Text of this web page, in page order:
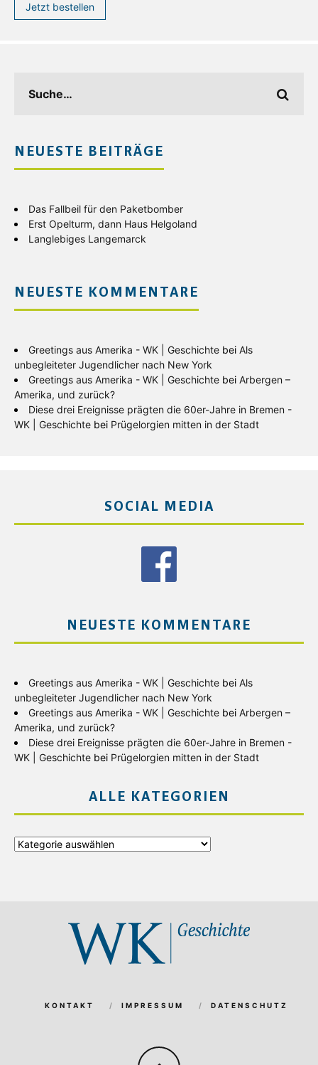
Jetzt bestellen
NEUESTE BEITRÄGE
Das Fallbeil für den Paketbomber
Erst Opelturm, dann Haus Helgoland
Langlebiges Langemarck
NEUESTE KOMMENTARE
Greetings aus Amerika - WK | Geschichte bei Als
unbegleiteter Jugendlicher nach New York
Greetings aus Amerika - WK | Geschichte bei Arbergen –
Amerika, und zurück?
Diese drei Ereignisse prägten die 60er-Jahre in Bremen -
WK | Geschichte bei Prügelorgien mitten in der Stadt
SOCIAL MEDIA
NEUESTE KOMMENTARE
Greetings aus Amerika - WK | Geschichte bei Als
unbegleiteter Jugendlicher nach New York
Greetings aus Amerika - WK | Geschichte bei Arbergen –
Amerika, und zurück?
Diese drei Ereignisse prägten die 60er-Jahre in Bremen -
WK | Geschichte bei Prügelorgien mitten in der Stadt
ALLE KATEGORIEN
Alle
KONTAKT IMPRESSUM DATENSCHUTZ